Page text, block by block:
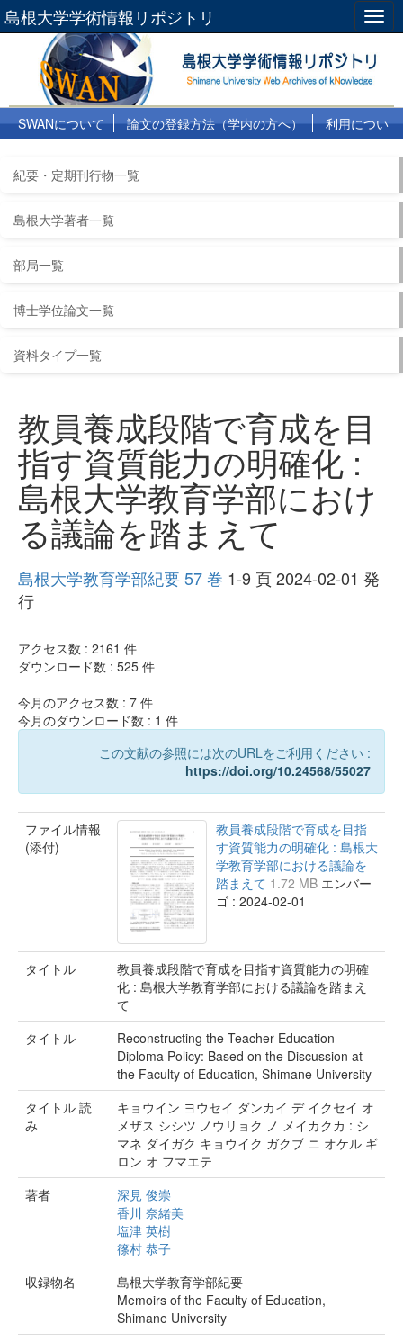
島根大学学術情報リポジトリ
SWANについて 論文の登録方法（学内の方へ）
利用につい
紀要・定期刊行物一覧
島根大学著者一覧
部局一覧
博士学位論文一覧
資料タイプ一覧
教員養成段階で育成を目
指す資質能力の明確化 :
島根大学教育学部におけ
る議論を踏まえて
島根大学教育学部紀要 57 巻 1-9 頁 2024-02-01 発
行
アクセス数 : 2161 件
ダウンロード数 : 525 件
今月のアクセス数 : 7 件
今月のダウンロード数 : 1 件
この文献の参照には次のURLをご利用ください :
https://doi.org/10.24568/55027
ファイル情報
(添付)
教員養成段階で育成を目指
す資質能力の明確化 : 島根大
学教育学部における議論を
踏まえて 1.72 MB エンバー
ゴ : 2024-02-01
タイトル
教員養成段階で育成を目指す資質能力の明確
化 : 島根大学教育学部における議論を踏まえ
て
タイトル
Reconstructing the Teacher Education
Diploma Policy: Based on the Discussion at
the Faculty of Education, Shimane University
タイトル 読
み
キョウイン ヨウセイ ダンカイ デ イクセイ オ
メザス シシツ ノウリョク ノ メイカクカ : シ
マネ ダイガク キョウイク ガクブ ニ オケル ギ
ロン オ フマエテ
著者
深見 俊崇
香川 奈緒美
塩津 英樹
篠村 恭子
収録物名
島根大学教育学部紀要
Memoirs of the Faculty of Education,
Shimane University